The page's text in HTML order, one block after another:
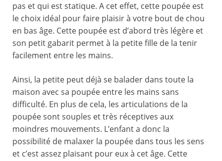
pas et qui est statique. A cet effet, cette poupée est
le choix idéal pour faire plaisir à votre bout de chou
en bas âge. Cette poupée est d’abord très légère et
son petit gabarit permet à la petite fille de la tenir
facilement entre les mains.
Ainsi, la petite peut déjà se balader dans toute la
maison avec sa poupée entre les mains sans
difficulté. En plus de cela, les articulations de la
poupée sont souples et très réceptives aux
moindres mouvements. L’enfant a donc la
possibilité de malaxer la poupée dans tous les sens
et c’est assez plaisant pour eux à cet âge. Cette